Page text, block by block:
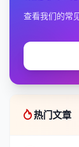
查看我们的常
热门文章